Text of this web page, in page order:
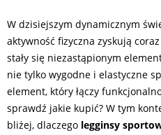
W dzisiejszym dynamicznym
aktywność fizyczna zyskują
stały się niezastąpionym
nie tylko wygodne i elastyczne
element, który łączy
sprawdź jakie kupić? W tym
bliżej, dlaczego legginsy